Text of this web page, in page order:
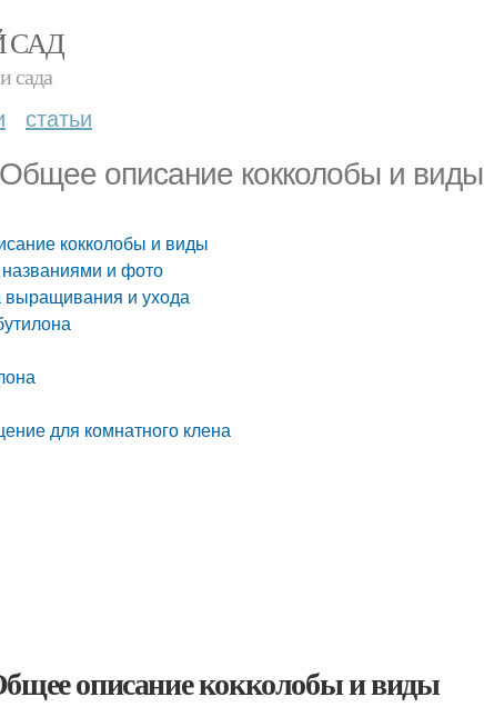
САД
сада
статьи
Общее описание кокколобы и виды
кокколобы и виды
и фото
выращивания и ухода
для комнатного клена
описание кокколобы и виды